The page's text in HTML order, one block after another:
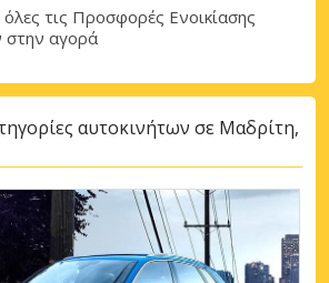
τις Προσφορές Ενοικίασης
στην αγορά
αυτοκινήτων σε Μαδρίτη,